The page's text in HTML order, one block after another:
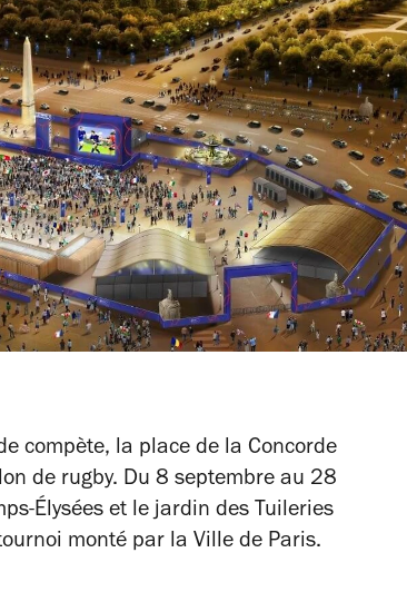
compète, la place de la Concorde
de rugby. Du 8 septembre au 28
Élysées et le jardin des Tuileries
monté par la Ville de Paris.